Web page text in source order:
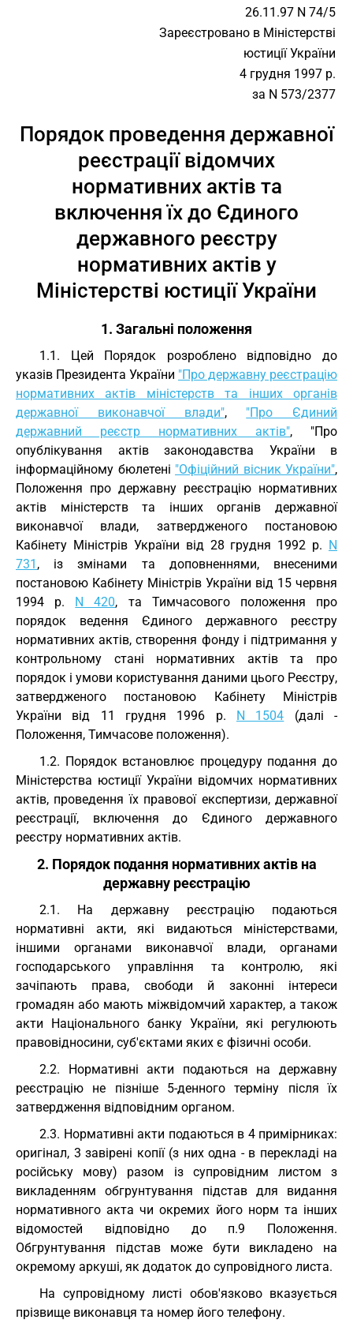
26.11.97 N 74/5
Зареєстровано в Міністерстві
юстиції України
4 грудня 1997 р.
за N 573/2377
Порядок проведення державної
реєстрації відомчих
нормативних актів та
включення їх до Єдиного
державного реєстру
нормативних актів у
Міністерстві юстиції України
1. Загальні положення
1.1. Цей Порядок розроблено відповідно до
указів Президента України "Про державну реєстрацію
нормативних актів міністерств та інших органів
державної виконавчої влади", "Про Єдиний
державний реєстр нормативних актів", "Про
опублікування актів законодавства України в
інформаційному бюлетені "Офіційний вісник України",
Положення про державну реєстрацію нормативних
актів міністерств та інших органів державної
виконавчої влади, затвердженого постановою
Кабінету Міністрів України від 28 грудня 1992 р. N
731 , із змінами та доповненнями, внесеними
постановою Кабінету Міністрів України від 15 червня
1994 р. N 420, та Тимчасового положення про
порядок ведення Єдиного державного реєстру
нормативних актів, створення фонду і підтримання у
контрольному стані нормативних актів та про
порядок і умови користування даними цього Реєстру,
затвердженого постановою Кабінету Міністрів
України від 11 грудня 1996 р. N 1504 (далі -
Положення, Тимчасове положення).
1.2. Порядок встановлює процедуру подання до
Міністерства юстиції України відомчих нормативних
актів, проведення їх правової експертизи, державної
реєстрації, включення до Єдиного державного
реєстру нормативних актів.
2. Порядок подання нормативних актів на
державну реєстрацію
2.1. На державну реєстрацію подаються
нормативні акти, які видаються міністерствами,
іншими органами виконавчої влади, органами
господарського управління та контролю, які
зачіпають права, свободи й законні інтереси
громадян або мають міжвідомчий характер, а також
акти Національного банку України, які регулюють
правовідносини, суб'єктами яких є фізичні особи.
2.2. Нормативні акти подаються на державну
реєстрацію не пізніше 5-денного терміну після їх
затвердження відповідним органом.
2.3. Нормативні акти подаються в 4 примірниках:
оригінал, 3 завірені копії (з них одна - в перекладі на
російську мову) разом із супровідним листом з
викладенням обгрунтування підстав для видання
нормативного акта чи окремих його норм та інших
відомостей відповідно до п.9 Положення.
Обгрунтування підстав може бути викладено на
окремому аркуші, як додаток до супровідного листа.
На супровідному листі обов'язково вказується
прізвище виконавця та номер його телефону.